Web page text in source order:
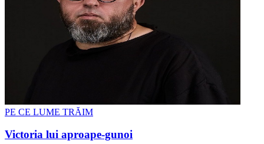
PE CE LUME TRĂIM
Victoria lui aproape-gunoi